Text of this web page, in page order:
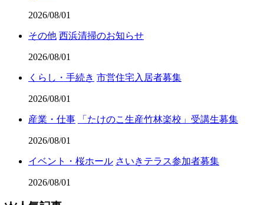
2026/08/01
その他 西浜清掃のお知らせ
2026/08/01
くらし・手続き 市営住宅入居者募集
2026/08/01
産業・仕事 「たけのこ生産竹林楽校」受講生募集
2026/08/01
イベント・桜ホール さいきテラス参加者募集
2026/08/01